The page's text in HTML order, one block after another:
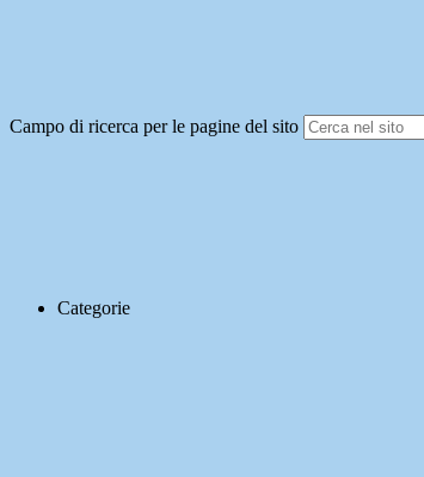
Campo di ricerca per le pagine del sito
Categorie